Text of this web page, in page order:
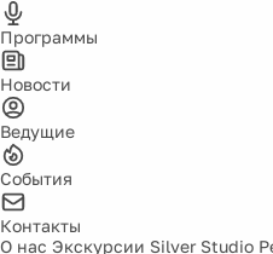
Программы
Новости
Ведущие
События
Контакты
О нас Экскурсии Silver Studio